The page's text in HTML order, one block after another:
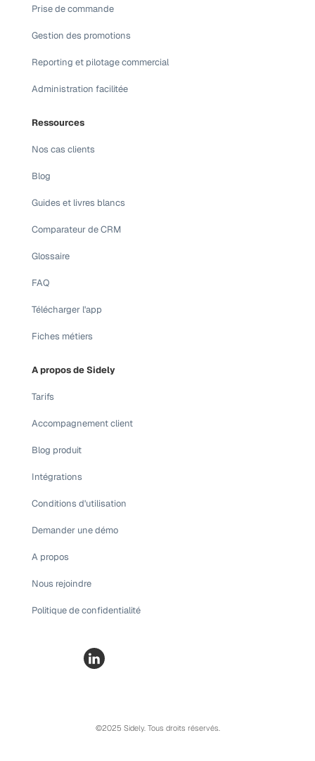
Prise de commande
Gestion des promotions
Reporting et pilotage commercial
Administration facilitée
Nos cas clients
Blog
Guides et livres blancs
Comparateur de CRM
Glossaire
FAQ
Télécharger l'app
Fiches métiers
Ressources
Tarifs
Accompagnement client
Blog produit
Intégrations
Conditions d'utilisation
Demander une démo
A propos de Sidely
A propos
Nous rejoindre
Politique de confidentialité
©2025 Sidely. Tous droits réservés.